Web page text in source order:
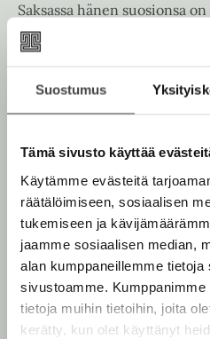
Suostumus
Tämä sivusto käyttää
Käytämme evästeitä
räätälöimiseen, sosiaalisen
tukemiseen ja
jaamme sosiaalisen median,
alan kumppaneillemme
sivustoamme.
tietoja muihin tietoihin, joita
kerätty, kun olet käyttänyt
Saksassa hänen suosionsa
tunnetaan myös
Lue lisää tekijästä
P
r
v
l
a